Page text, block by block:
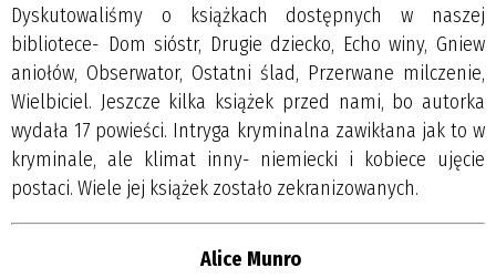
Dyskutowaliśmy o książkach dostępnych w naszej
bibliotece- Dom sióstr, Drugie dziecko, Echo winy, Gniew
aniołów, Obserwator, Ostatni ślad, Przerwane milczenie,
Wielbiciel. Jeszcze kilka książek przed nami, bo autorka
wydała 17 powieści. Intryga kryminalna zawikłana jak to w
kryminale, ale klimat inny- niemiecki i kobiece ujęcie
postaci. Wiele jej książek zostało zekranizowanych.
Alice Munro